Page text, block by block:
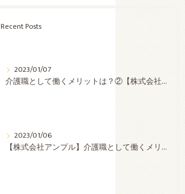
Recent Posts
2023/01/07
介護職として働くメリットは？②【株式会社アンプル】
2023/01/06
【株式会社アンプル】介護職として働くメリットは？①